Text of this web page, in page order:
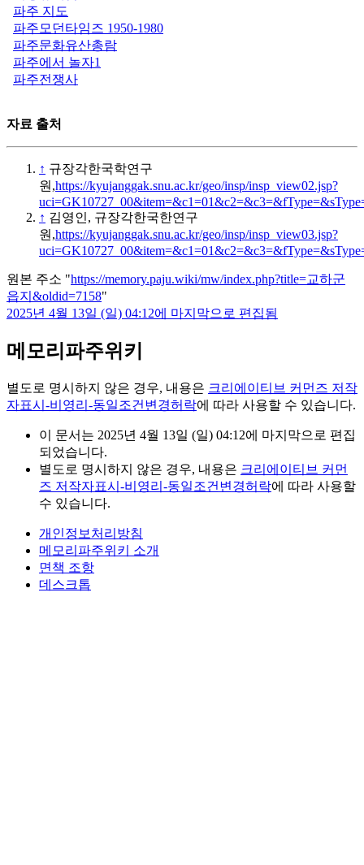
파주 지도
파주모던타임즈 1950-1980
파주문화유산총람
파주에서 놀자1
파주전쟁사
자료 출처
↑ 규장각한국학연구
원,https://kyujanggak.snu.ac.kr/geo/insp/insp_view02.jsp?
↑ 김영인, 규장각한국한연구
원,https://kyujanggak.snu.ac.kr/geo/insp/insp_view03.jsp?
원본 주소 "https://memory.paju.wiki/mw/index.php?title=교하군
읍지&oldid=7158"
2025년 4월 13일 (일) 04:12에 마지막으로 편집됨
메모리파주위키
별도로 명시하지 않은 경우, 내용은 크리에이티브 커먼즈 저작
자표시-비영리-동일조건변경허락에 따라 사용할 수 있습니다.
이 문서는 2025년 4월 13일 (일) 04:12에 마지막으로 편집
되었습니다.
별도로 명시하지 않은 경우, 내용은 크리에이티브 커먼
즈 저작자표시-비영리-동일조건변경허락에 따라 사용할
수 있습니다.
개인정보처리방침
메모리파주위키 소개
면책 조항
데스크톱